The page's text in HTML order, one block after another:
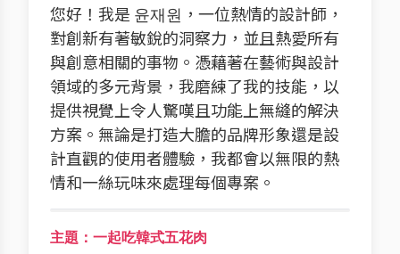
您好！我是 윤재원，一位熱情的設計師，
對創新有著敏銳的洞察力，並且熱愛所有
與創意相關的事物。憑藉著在藝術與設計
領域的多元背景，我磨練了我的技能，以
提供視覺上令人驚嘆且功能上無縫的解決
方案。無論是打造大膽的品牌形象還是設
計直觀的使用者體驗，我都會以無限的熱
情和一絲玩味來處理每個專案。
主題：一起吃韓式五花肉